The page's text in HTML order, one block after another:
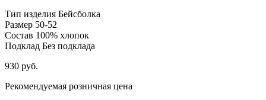
Тип изделия Бейсболка
Размер 50-52
Состав 100% хлопок
Подклад Без подклада
930 руб.
Рекомендуемая розничная цена